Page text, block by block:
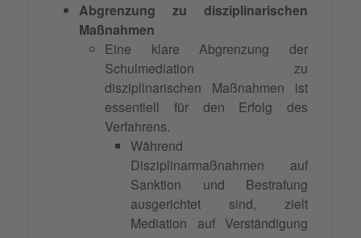
Abgrenzung zu disziplinarischen
Maßnahmen
Eine klare Abgrenzung der
Schulmediation zu
disziplinarischen Maßnahmen ist
essentiell für den Erfolg des
Verfahrens.
Während
Disziplinarmaßnahmen auf
Sanktion und Bestrafung
ausgerichtet sind, zielt
Mediation auf Verständigung